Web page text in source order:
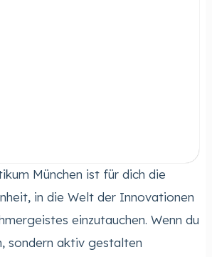
München ist für dich die
in die Welt der Innovationen
einzutauchen. Wenn du
sondern aktiv gestalten